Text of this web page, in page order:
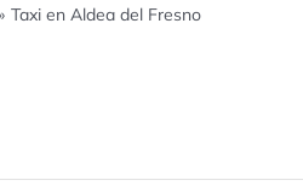
Taxi en Aldea del Fresno